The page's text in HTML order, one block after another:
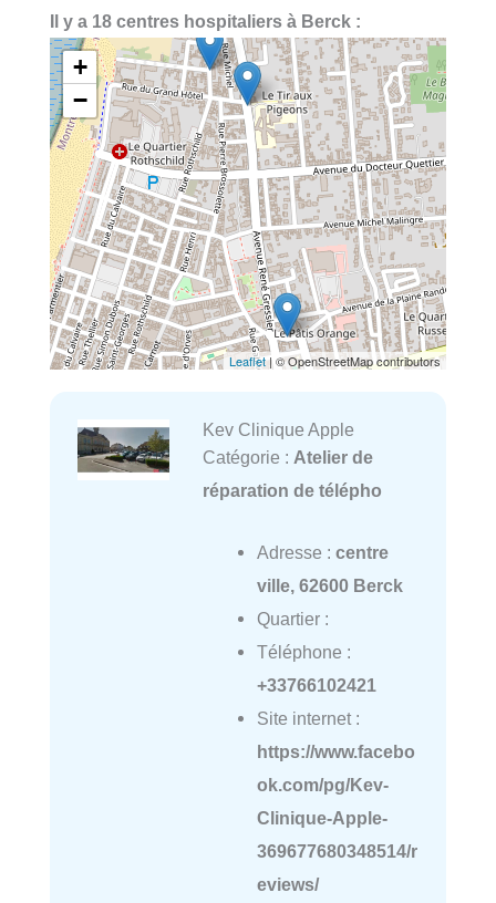
Il y a 18 centres hospitaliers à Berck :
+
−
Leaflet| © OpenStreetMap contributors
Kev Clinique Apple
Catégorie : Atelier de
réparation de télépho
Adresse : centre
ville, 62600 Berck
Quartier :
Téléphone :
+33766102421
Site internet :
https://www.facebo
ok.com/pg/Kev-
Clinique-Apple-
369677680348514/r
eviews/